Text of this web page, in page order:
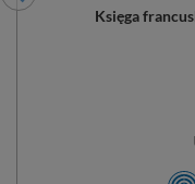
Księga